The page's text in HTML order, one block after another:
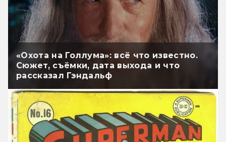
«Охота на Голлума»: всё что известно.
Сюжет, съёмки, дата выхода и что
рассказал Гэндальф